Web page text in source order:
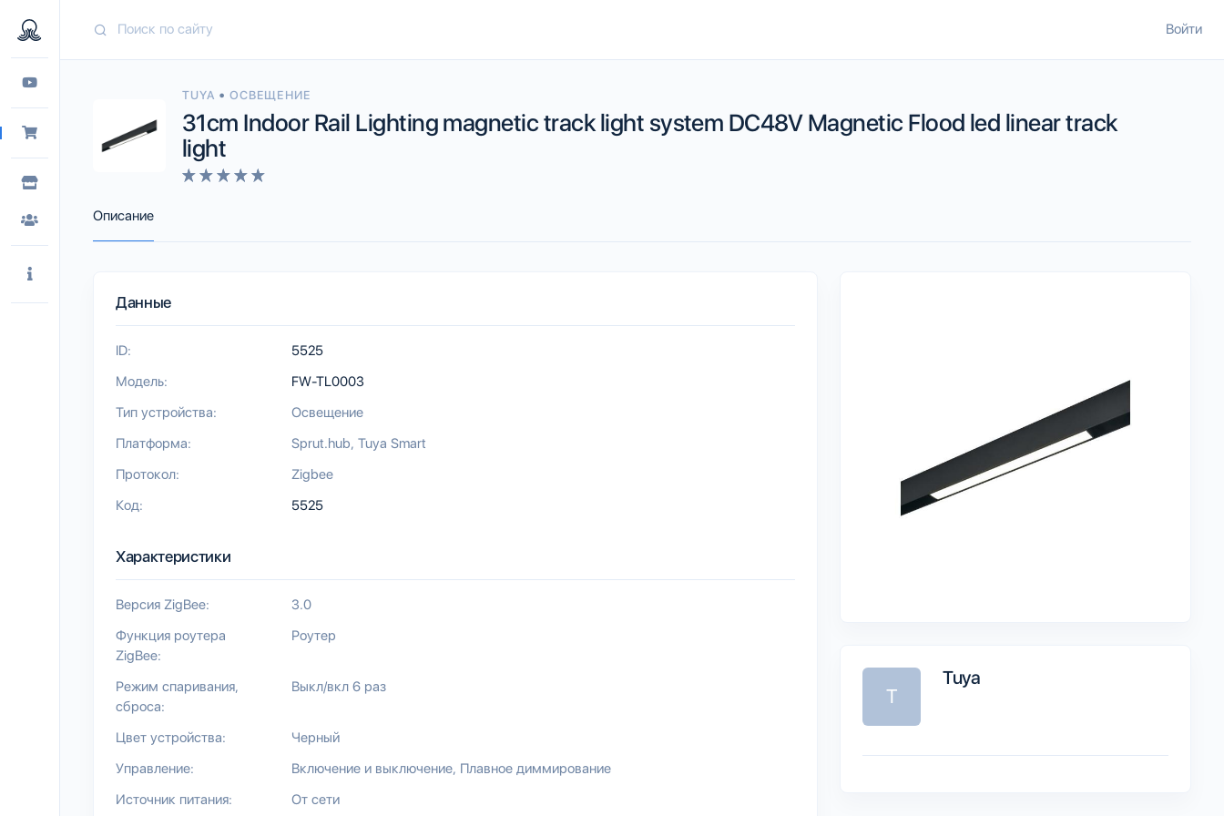
Войти
TUYA • ОСВЕЩЕНИЕ
31cm Indoor Rail Lighting magnetic track light system DC48V Magnetic Flood led linear track
light
Описание
Данные
ID:
5525
Модель:
FW-TL0003
Тип устройства:
Освещение
Платформа:
Sprut.hub Tuya Smart
Протокол:
Zigbee
Код:
5525
Характеристики
Версия ZigBee:
3.0
Функция роутера
ZigBee:
Роутер
Режим спаривания,
сброса:
Выкл/вкл 6 раз
Цвет устройства:
Черный
Управление:
Включение и выключение Плавное диммирование
Источник питания:
От сети
T
Tuya